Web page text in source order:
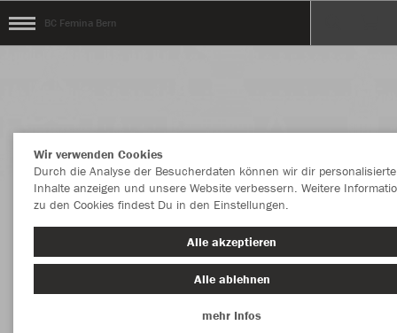
BC Femina Bern
Herzlich Willkommen auf dem Webshop vom
BC Femina Bern
Wir verwenden Cookies
Durch die Analyse der Besucherdaten können wir dir personalisierte
Inhalte anzeigen und unsere Website verbessern. Weitere
zu den Cookies findest Du in den Einstellungen.
Alle akzeptieren
Alle ablehnen
mehr Infos